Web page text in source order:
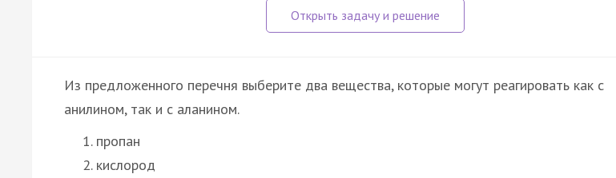
Из предложенного перечня выберите два вещества, которые могут реагировать как с
анилином, так и с аланином.
пропан
кислород